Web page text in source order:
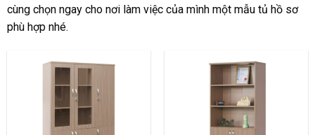
cùng chọn ngay cho nơi làm việc của mình một mẫu tủ hồ sơ
phù hợp nhé.